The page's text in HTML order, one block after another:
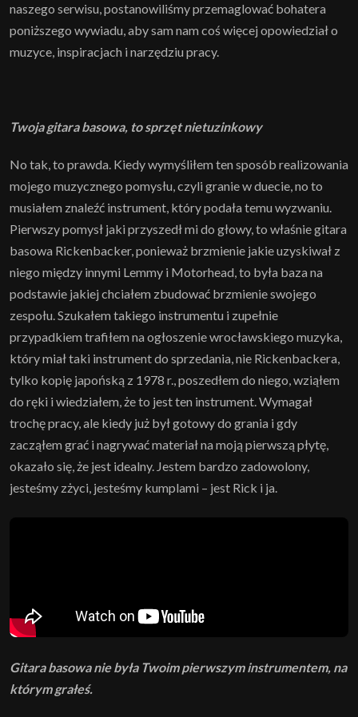
naszego serwisu, postanowiliśmy przemaglować bohatera
poniższego wywiadu, aby sam nam coś więcej opowiedział o
muzyce, inspiracjach i narzędziu pracy.
Twoja gitara basowa, to sprzęt nietuzinkowy
No tak, to prawda. Kiedy wymyśliłem ten sposób realizowania
mojego muzycznego pomysłu, czyli granie w duecie, no to
musiałem znaleźć instrument, który podała temu wyzwaniu.
Pierwszy pomysł jaki przyszedł mi do głowy, to właśnie gitara
basowa Rickenbacker, ponieważ brzmienie jakie uzyskiwał z
niego między innymi Lemmy i Motorhead, to była baza na
podstawie jakiej chciałem zbudować brzmienie swojego
zespołu. Szukałem takiego instrumentu i zupełnie
przypadkiem trafiłem na ogłoszenie wrocławskiego muzyka,
który miał taki instrument do sprzedania, nie Rickenbackera,
tylko kopię japońską z 1978 r., poszedłem do niego, wziąłem
do ręki i wiedziałem, że to jest ten instrument. Wymagał
trochę pracy, ale kiedy już był gotowy do grania i gdy
zacząłem grać i nagrywać materiał na moją pierwszą płytę,
okazało się, że jest idealny. Jestem bardzo zadowolony,
jesteśmy zżyci, jesteśmy kumplami – jest Rick i ja.
Gitara basowa nie była Twoim pierwszym instrumentem, na
którym grałeś.